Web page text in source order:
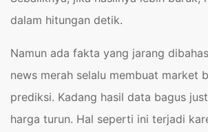
dalam hitungan detik.
Namun ada fakta yang jarang
news merah selalu membuat market
prediksi. Kadang hasil data bagus
harga turun. Hal seperti ini terjadi